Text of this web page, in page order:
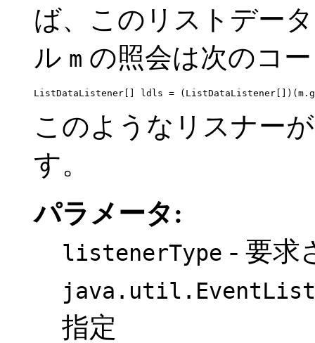
ば、このリストデー
ル m の照会は次のコ
ListDataListener[] ldls =
このようなリスナー
す。
パラメータ:
listenerType - 要求
指定